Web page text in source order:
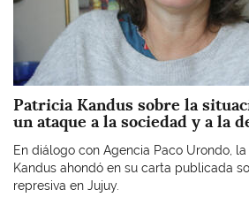
Patricia Kandus sobre la
un ataque a la sociedad y a la
En diálogo con Agencia Paco Urondo,
Kandus ahondó en su carta publicada
represiva en Jujuy.